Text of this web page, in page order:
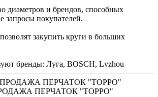
диаметров и брендов, способных
запросы покупателей.
закупить круги в больших
бренды: Луга, BOSCH, Lvzhou
ПЕРЧАТОК "ТОРРО"